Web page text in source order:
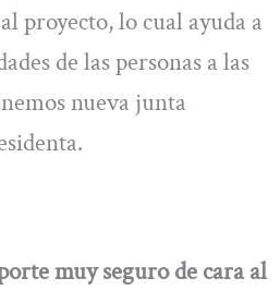
proyecto, lo cual ayuda a
de las personas a las
nueva junta
muy seguro de cara al